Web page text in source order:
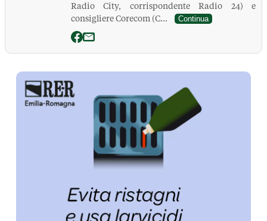
Radio City, corrispondente Radio 24) e
consigliere Corecom (C...
Continua
La Pressa